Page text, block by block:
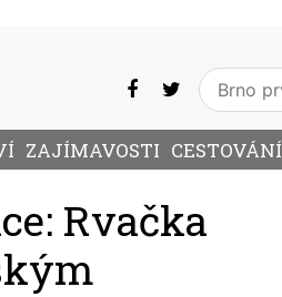
ZAJÍMAVOSTI CESTOVÁNÍ
Rvačka